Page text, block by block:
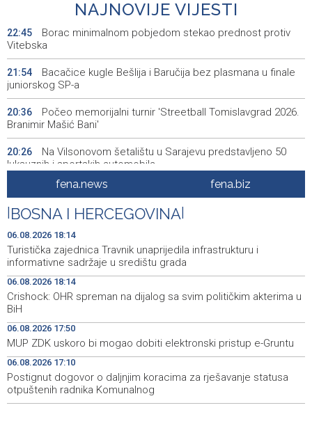
NAJNOVIJE VIJESTI
22:45
Borac minimalnom pobjedom stekao prednost protiv
Vitebska
21:54
Bacačice kugle Bešlija i Baručija bez plasmana u finale
juniorskog SP-a
20:36
Počeo memorijalni turnir 'Streetball Tomislavgrad 2026.
Branimir Mašić Bani'
20:26
Na Vilsonovom šetalištu u Sarajevu predstavljeno 50
luksuznih i sportskih automobila
Announcement of events for Friday, 7 August 2026
19:55
Drugi Festival bakri okupio mještane i posjetitelje kod
Livna
19:45
Novi Travnik receives first direct EU funding for UNESCO
19:33
Crishock: OHR maintains an open dialogue with all
political stakeholders in BiH
19:32
Velika nagrada Britanije ostaje u MotoGP kalendaru do
2028. godine
19:29
Španska krajnja ljevica i desnica ujedinjene protiv
Maroka kao suorganizatora SP 2030.
fena.news fena.biz
BOSNA I HERCEGOVINA
06.08.2026 18:14
Turistička zajednica Travnik unaprijedila infrastrukturu i
informativne sadržaje u središtu grada
06.08.2026 18:14
Crishock: OHR spreman na dijalog sa svim političkim akterima u
BiH
06.08.2026 17:50
MUP ZDK uskoro bi mogao dobiti elektronski pristup e-Gruntu
06.08.2026 17:10
Postignut dogovor o daljnjim koracima za rješavanje statusa
otpuštenih radnika Komunalnog